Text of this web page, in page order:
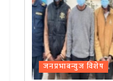
जनप्रभाबन्युज विशेष